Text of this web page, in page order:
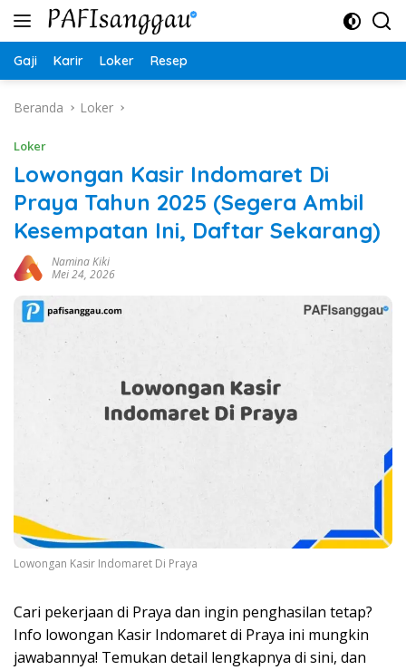
Langsung
Gaji Karir Loker Resep
Beranda Loker
Loker
Lowongan Kasir Indomaret Di
Praya Tahun 2025 (Segera Ambil
Kesempatan Ini, Daftar Sekarang)
Namina Kiki
Mei 24, 2026
Lowongan Kasir Indomaret Di Praya
Cari pekerjaan di Praya dan ingin penghasilan tetap?
Info lowongan Kasir Indomaret di Praya ini mungkin
jawabannya! Temukan detail lengkapnya di sini, dan